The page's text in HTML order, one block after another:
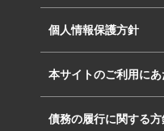
個人情報保護方針
本サイトのご利用にあ
債務の履行に関する方